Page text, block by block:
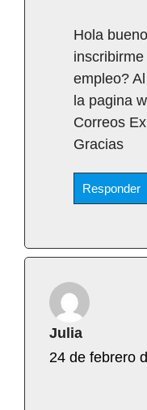
Hola
empleo?
la pagina
Correos
Gracias
Responder
Julia
24 de febrero